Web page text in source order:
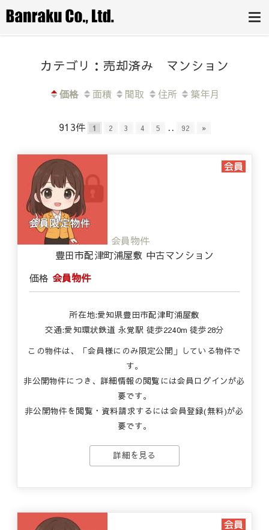
豊田市・みよ
し市・岡崎市
は、(株)万楽
ら、即金買取をご希望の方まで。豊
田市の不動産売却は、専門家チーム
にお任せください。
カテゴリ：売却済み マンション
価格 面積 間取 住所 築年月
913件 1 2 3 4 5 .. 92 »
会員物件
豊田市配津町浦屋敷 中古マンション
価格 会員物件
所在地:愛知県豊田市配津町浦屋敷
交通:愛知環状鉄道 永覚駅 徒歩2240m 徒歩28分
この物件は、「会員様にのみ限定公開」している物件で
す。
非公開物件につき、詳細情報の閲覧には会員ログインが必
要です。
非公開物件を閲覧・資料請求するには会員登録(無料)が必
要です。
詳細を見る